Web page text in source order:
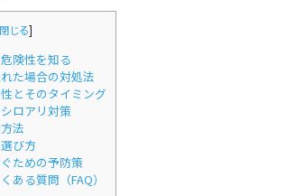
じる]
険性を知る
た場合の対処法
とそのタイミング
ロアリ対策
法
び方
ための予防策
ある質問（FAQ）